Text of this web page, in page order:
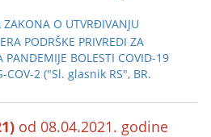
O UTVRĐIVANJU
PODRŠKE PRIVREDI ZA
PANDEMIJE BOLESTI COVID-19
COV-2 ("Sl. glasnik RS", BR.
od 08.04.2021. godine